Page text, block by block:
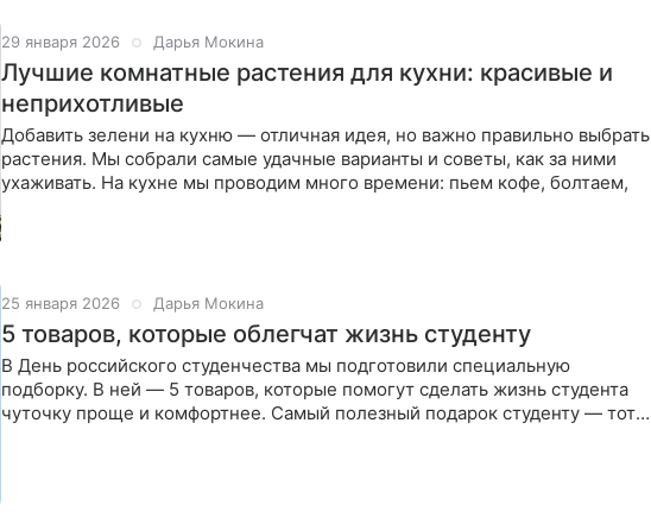
29 января 2026 Дарья Мокина
Лучшие комнатные растения для кухни: красивые и
неприхотливые
Добавить зелени на кухню — отличная идея, но важно правильно выбрать
растения. Мы собрали самые удачные варианты и советы, как за ними
ухаживать. На кухне мы проводим много времени: пьем кофе, болтаем,
25 января 2026 Дарья Мокина
5 товаров, которые облегчат жизнь студенту
В День российского студенчества мы подготовили специальную
подборку. В ней — 5 товаров, которые помогут сделать жизнь студента
чуточку проще и комфортнее. Самый полезный подарок студенту — тот,